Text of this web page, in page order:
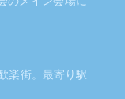
楽街。最寄り駅